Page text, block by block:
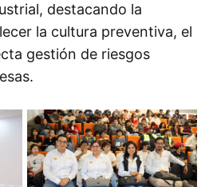
destacando la
la cultura preventiva, el
gestión de riesgos